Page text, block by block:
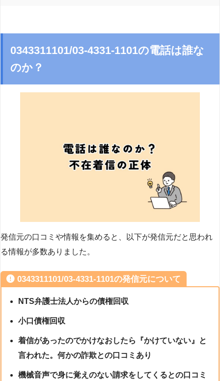
0343311101/03-4331-1101の電話は誰な
のか？
発信元の口コミや情報を集めると、以下が発信元だと思われ
る情報が多数ありました。
0343311101/03-4331-1101の発信元について
NTS弁護士法人からの債権回収
小口債権回収
着信があったのでかけなおしたら『かけていない』と
言われた。何かの詐欺との口コミあり
機械音声で身に覚えのない請求をしてくるとの口コミ